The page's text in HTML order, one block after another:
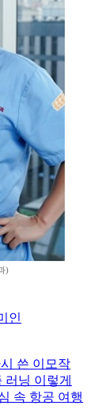
)
인
쓴 이모작
닝 이렇게
속 항공 여행